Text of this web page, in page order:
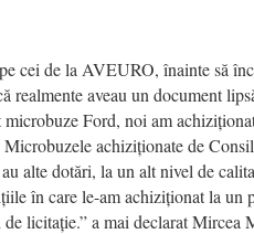
cei de la AVEURO, înainte să
realmente aveau un document
Ford, noi am
achiziționate de
alte dotări, la un alt nivel de
în care le-am achiziționat la un
licitație.” a mai declarat Mircea